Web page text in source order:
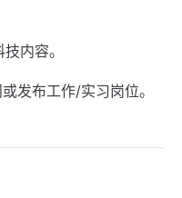
内容。
发布工作/实习岗位。